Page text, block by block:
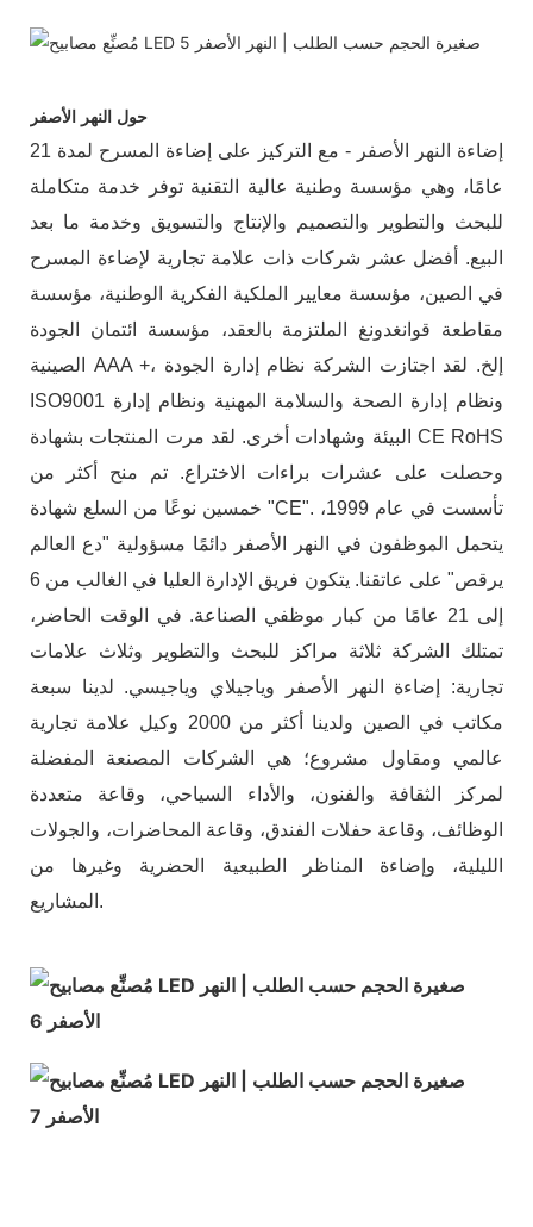
حول النهر الأصفر
إضاءة النهر الأصفر - مع التركيز على إضاءة المسرح لمدة 21
عامًا، وهي مؤسسة وطنية عالية التقنية توفر خدمة متكاملة
للبحث والتطوير والتصميم والإنتاج والتسويق وخدمة ما بعد
البيع. أفضل عشر شركات ذات علامة تجارية لإضاءة المسرح
في الصين، مؤسسة معايير الملكية الفكرية الوطنية، مؤسسة
مقاطعة قوانغدونغ الملتزمة بالعقد، مؤسسة ائتمان الجودة
الصينية AAA +، إلخ. لقد اجتازت الشركة نظام إدارة الجودة
ISO9001 ونظام إدارة الصحة والسلامة المهنية ونظام إدارة
البيئة وشهادات أخرى. لقد مرت المنتجات بشهادة CE RoHS
وحصلت على عشرات براءات الاختراع. تم منح أكثر من
خمسين نوعًا من السلع شهادة "CE". تأسست في عام 1999،
يتحمل الموظفون في النهر الأصفر دائمًا مسؤولية "دع العالم
يرقص" على عاتقنا. يتكون فريق الإدارة العليا في الغالب من 6
إلى 21 عامًا من كبار موظفي الصناعة. في الوقت الحاضر،
تمتلك الشركة ثلاثة مراكز للبحث والتطوير وثلاث علامات
تجارية: إضاءة النهر الأصفر وياجيلاي وياجيسي. لدينا سبعة
مكاتب في الصين ولدينا أكثر من 2000 وكيل علامة تجارية
عالمي ومقاول مشروع؛ هي الشركات المصنعة المفضلة
لمركز الثقافة والفنون، والأداء السياحي، وقاعة متعددة
الوظائف، وقاعة حفلات الفندق، وقاعة المحاضرات، والجولات
الليلية، وإضاءة المناظر الطبيعية الحضرية وغيرها من
المشاريع.